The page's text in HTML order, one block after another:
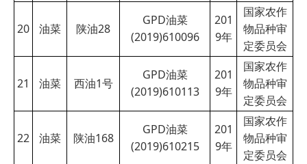
20 油菜 陕油28
GPD油菜
(2019)610096
201
9年
国家农作
物品种审
定委员会
21 油菜 西油1号
GPD油菜
(2019)610113
201
9年
国家农作
物品种审
定委员会
22 油菜 陕油168
GPD油菜
(2019)610215
201
9年
国家农作
物品种审
定委员会